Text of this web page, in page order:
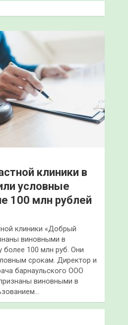
клиники в
условные
100 млн рублей
клиники «Добрый
виновными в
более 100 млн руб. Они
срокам. Директор и
барнаульского ООО
виновными в